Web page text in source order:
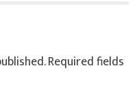
Required fields